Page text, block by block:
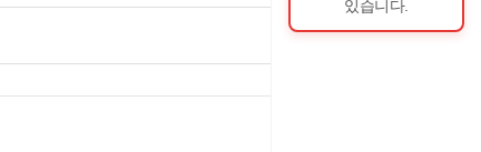
있습니다.